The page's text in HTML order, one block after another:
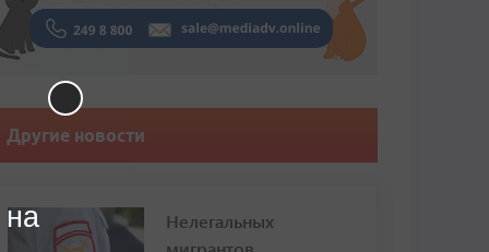
Другие новости
Нелегальных